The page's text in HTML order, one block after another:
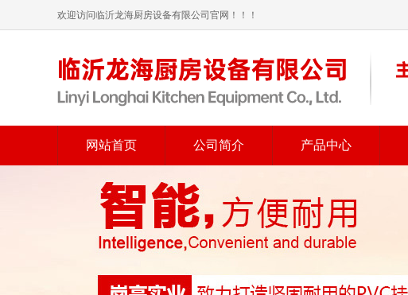
欢迎访问临沂龙海厨房设备有限公司官网！！！
网站首页 公司简介 产品中心